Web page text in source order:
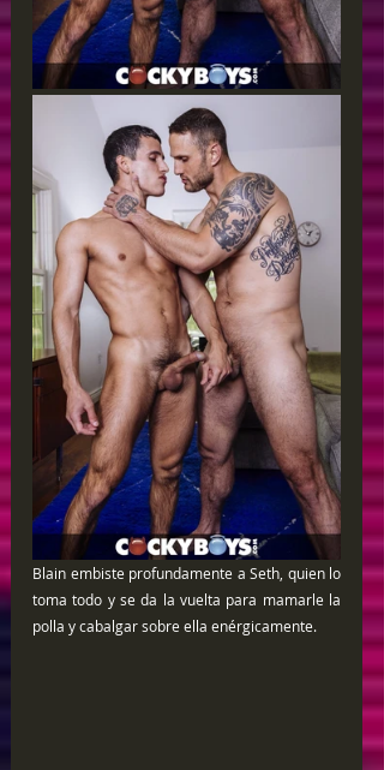
Blain embiste profundamente a Seth, quien lo
toma todo y se da la vuelta para mamarle la
polla y cabalgar sobre ella enérgicamente.